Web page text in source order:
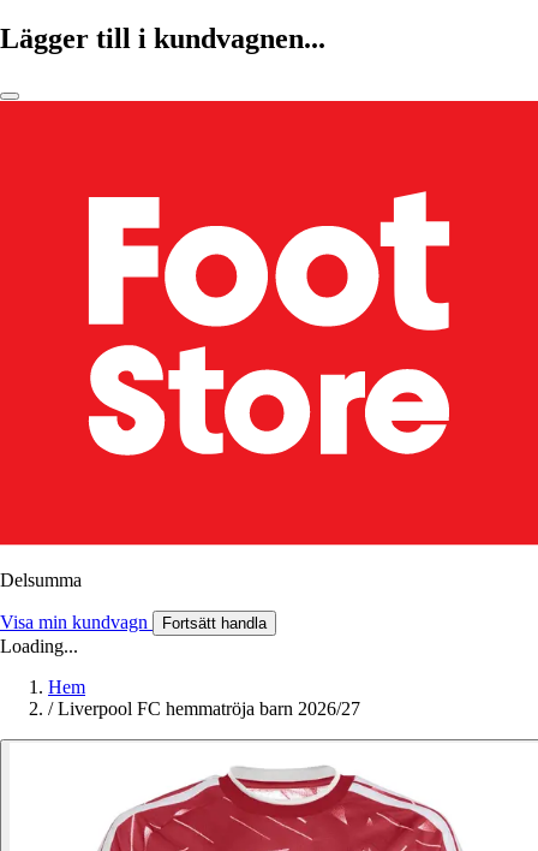
Lägger till i kundvagnen...
Delsumma
Visa min kundvagn Fortsätt handla
Loading...
Hem
/ Liverpool FC hemmatröja barn 2026/27